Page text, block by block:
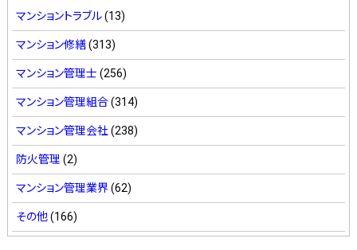
マンショントラブル(13)
マンション修繕(313)
マンション管理士 (256)
マンション管理組合(314)
マンション管理会社 (238)
防火管理 (2)
マンション管理業界(62)
その他(166)